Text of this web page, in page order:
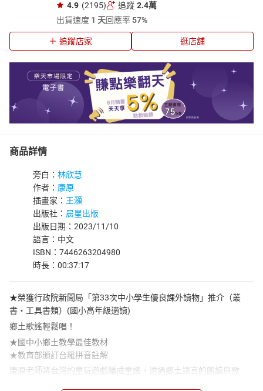
4.9 (2195) 追蹤 2.4萬
出貨速度 1 天回應率57%
追蹤店家 逛店舖
商品詳情
旁白： 林欣慧
作者： 康原
插畫家： 王灝
出版社： 晨星出版
出版日期：2023/11/10
語言：中文
ISBN：7446263204980
時長：00:37:17
★榮獲行政院新聞局「第33次中小學生優良課外讀物」推介（叢
書‧工具書類）(國小高年級適讀)
鄉土歌謠輕鬆唱！
★國中小鄉土教學最佳教材
★教育部頒訂台羅拼音註解
康原老師將台灣的童玩遊戲編成童謠，透過鄉土語言的朗讀與歌